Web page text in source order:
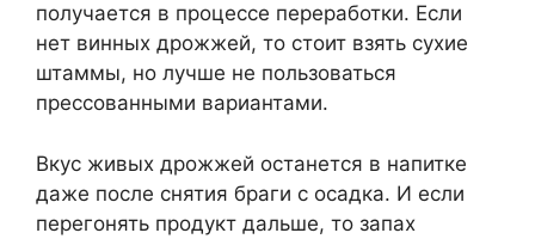
получается в процессе переработки. Если
нет винных дрожжей, то стоит взять сухие
штаммы, но лучше не пользоваться
прессованными вариантами.
Вкус живых дрожжей останется в напитке
даже после снятия браги с осадка. И если
перегонять продукт дальше, то запах